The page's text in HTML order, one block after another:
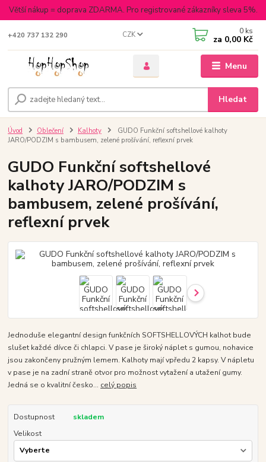
Větší nákup = doprava ZDARMA. Pro registrované zákazníky sleva 5%.
Menu
CZK
Hledat
+420 737 132 290 0 ks
za 0,00 Kč
Úvod Oblečení Kalhoty
GUDO Funkční softshellové kalhoty
JARO/PODZIM s bambusem, zelené prošívání, reflexní prvek
GUDO Funkční softshellové
kalhoty JARO/PODZIM s
bambusem, zelené prošívání,
reflexní prvek
Jednoduše elegantní design funkčních SOFTSHELLOVÝCH kalhot bude
slušet každé dívce či chlapci. V pase je široký náplet s gumou, nohavice
jsou zakončeny pružným lemem. Kalhoty mají vpředu 2 kapsy. V nápletu
v pase je na zadní straně otvor pro možnost vytažení a utažení gumy.
Jedná se o kvalitní česko... celý popis
Dostupnost
skladem
Velikost